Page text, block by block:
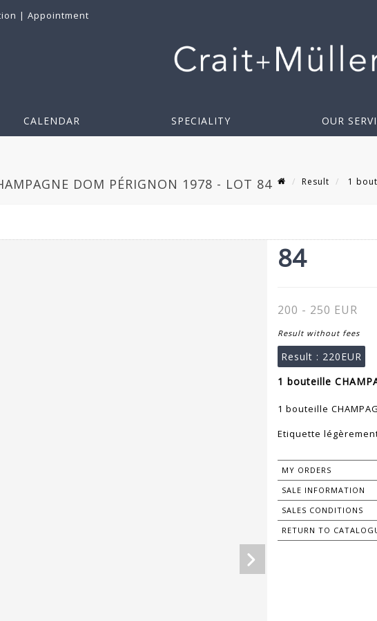
| Appointment
CALENDAR SPECIALITY OUR
DOM PÉRIGNON 1978 - LOT 84 Result 1
84
200 - 250 EUR
Result without fees
Result : 220EUR
1 bouteille
1 bouteille
Etiquette
MY ORDERS
SALE INFORMATION
SALES CONDITIONS
RETURN TO